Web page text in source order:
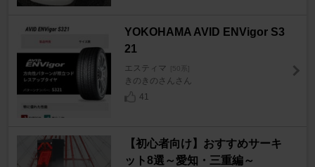
YOKOHAMA AVID ENVigor S3
21
エスティマ [50系]
きのきのさんさん
41
【初心者向け】おすすめサーキ
ット8選～愛知・三重編～